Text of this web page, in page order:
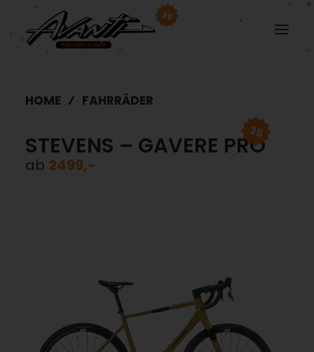
35
HOME FAHRRÄDER
STEVENS – GAVERE PRO
35
ab 2499,-